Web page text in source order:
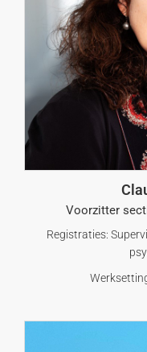
Voorzitter
Registraties: